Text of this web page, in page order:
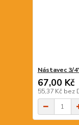
Nástavec 3/
67,00 Kč
55,37 Kč bez